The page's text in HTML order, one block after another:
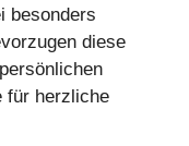
besonders
diese
für herzliche